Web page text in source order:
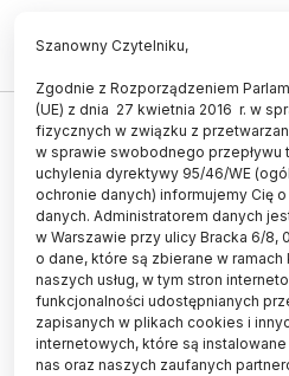
CZŁOWIEK
Negatywny obraz
mniejszą
27.09.2019
aktualizacja: 30.09.2019
3 minuty czytania
Szanowny Czytelniku,
Zgodnie z Rozporządzeniem
(UE) z dnia 27 kwietnia 2016 r. w
fizycznych w związku z
w sprawie swobodnego przepływu
uchylenia dyrektywy 95/46/WE
ochronie danych) informujemy Cię
danych. Administratorem danych
w Warszawie przy ulicy Bracka 6/8,
o dane, które są zbierane w
naszych usług, w tym stron
funkcjonalności udostępnianych
zapisanych w plikach cookies i
internetowych, które są
nas oraz naszych zaufanych